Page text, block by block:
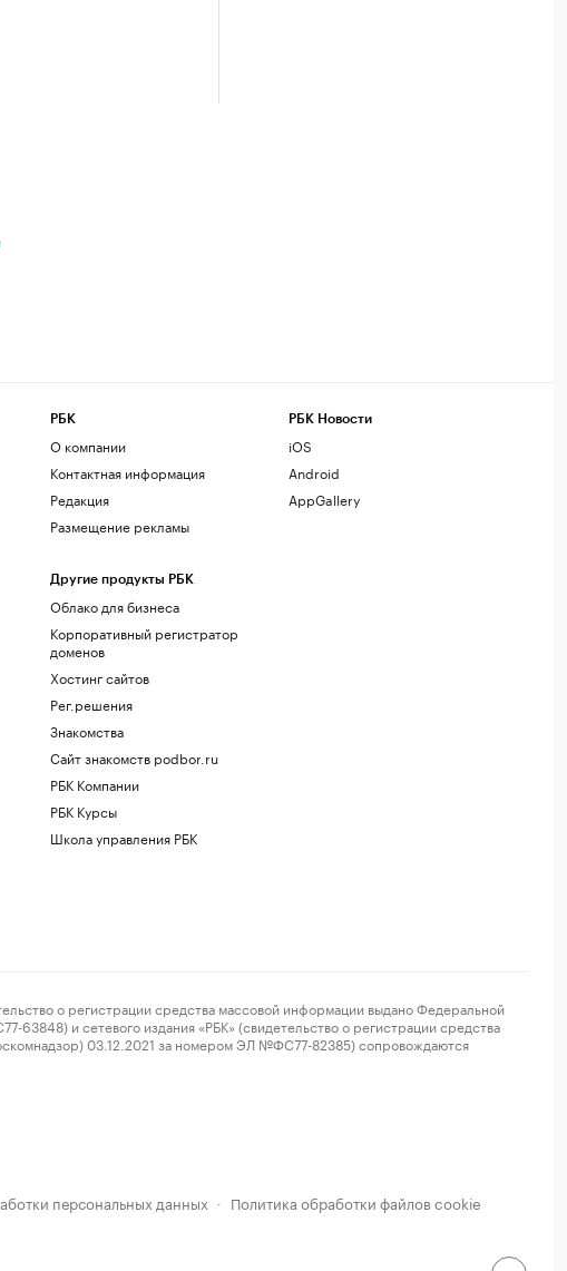
РБК
О компании
Контактная информация
Редакция
Размещение рекламы
Другие продукты РБК
Облако для бизнеса
Корпоративный регистратор
доменов
Хостинг сайтов
Рег.решения
Знакомства
Сайт знакомств podbor.ru
РБК Компании
РБК Курсы
Школа управления РБК
РБК Новости
iOS
Android
AppGallery
о регистрации средства массовой информации выдано Федеральной
и сетевого издания «РБК» (свидетельство о регистрации средства
03.12.2021 за номером ЭЛ №ФС77-82385) сопровождаются
персональных данных · Политика обработки файлов cookie